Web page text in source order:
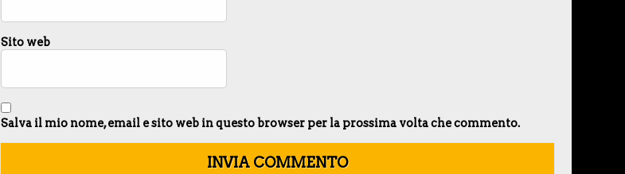
Sito web
Salva il mio nome, email e sito web in questo browser per la prossima volta che commento.